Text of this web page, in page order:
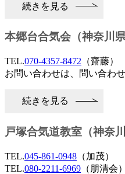
続きを見る
本郷台合気会（神奈川
TEL.070-4357-8472 （齋藤）
お問い合わせは、問い合わ
続きを見る
戸塚合気道教室（神奈
TEL.045-861-0948 （加茂）
TEL.080-2211-6969 （朋清会）